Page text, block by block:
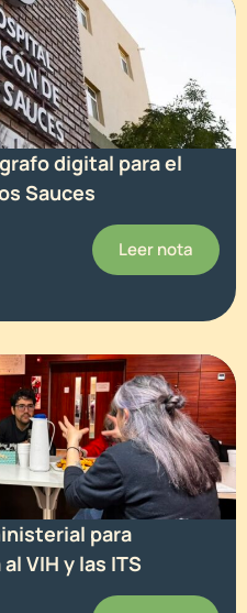
digital para el
Sauces
Leer nota
para
VIH y las ITS